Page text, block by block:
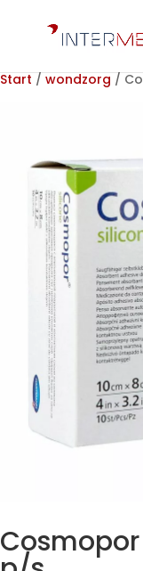
Start / wondzorg /